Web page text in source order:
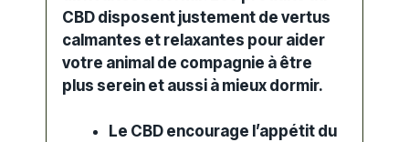
CBD disposent justement de vertus
calmantes et relaxantes pour aider
votre animal de compagnie à être
plus serein et aussi à mieux dormir.
Le CBD encourage l’appétit du